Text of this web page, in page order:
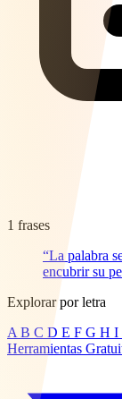
1 frases
“La palabra
encubrir su
Explorar por letra
A B C D E F G H I
Herramientas